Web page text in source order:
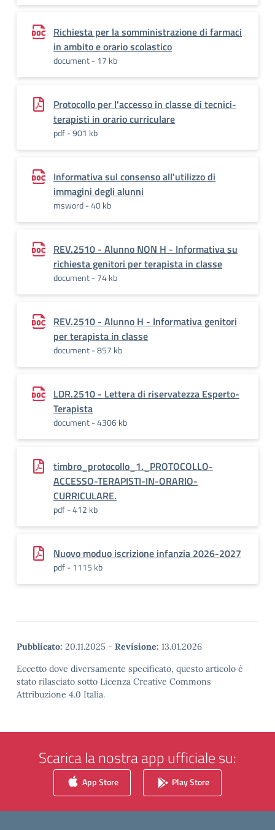
Richiesta per la somministrazione di farmaci
in ambito e orario scolastico
document - 17 kb
Protocollo per l'accesso in classe di tecnici-
terapisti in orario curriculare
pdf - 901 kb
Informativa sul consenso all'utilizzo di
immagini degli alunni
msword - 40 kb
REV.2510 - Alunno NON H - Informativa su
richiesta genitori per terapista in classe
document - 74 kb
REV.2510 - Alunno H - Informativa genitori
per terapista in classe
document - 857 kb
LDR.2510 - Lettera di riservatezza Esperto-
Terapista
document - 4306 kb
timbro_protocollo_1._PROTOCOLLO-
ACCESSO-TERAPISTI-IN-ORARIO-
CURRICULARE.
pdf - 412 kb
Nuovo moduo iscrizione infanzia 2026-2027
pdf - 1115 kb
Pubblicato: 20.11.2025 - Revisione: 13.01.2026
Eccetto dove diversamente specificato, questo articolo è
stato rilasciato sotto Licenza Creative Commons
Attribuzione 4.0 Italia.
Scarica la nostra app ufficiale su:
App Store Play Store